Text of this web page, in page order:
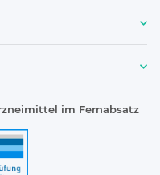
im Fernabsatz